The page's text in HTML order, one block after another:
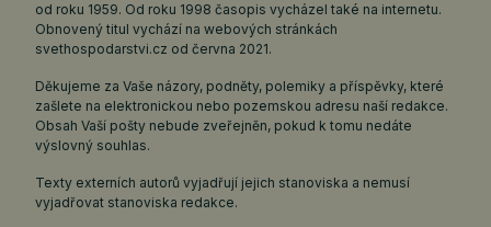
od roku 1959. Od roku 1998 časopis vycházel také na internetu.
Obnovený titul vychází na webových stránkách
svethospodarstvi.cz od června 2021.
Děkujeme za Vaše názory, podněty, polemiky a příspěvky, které
zašlete na elektronickou nebo pozemskou adresu naší redakce.
Obsah Vaší pošty nebude zveřejněn, pokud k tomu nedáte
výslovný souhlas.
Texty externích autorů vyjadřují jejich stanoviska a nemusí
vyjadřovat stanoviska redakce.